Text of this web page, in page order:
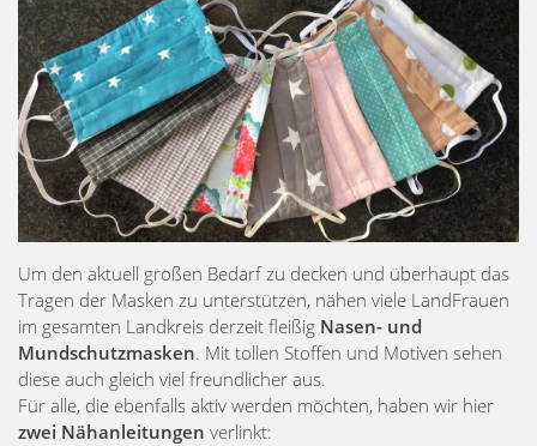
Um den aktuell großen Bedarf zu decken und überhaupt das
Tragen der Masken zu unterstützen, nähen viele LandFrauen
im gesamten Landkreis derzeit fleißig Nasen- und
Mundschutzmasken. Mit tollen Stoffen und Motiven sehen
diese auch gleich viel freundlicher aus.
Für alle, die ebenfalls aktiv werden möchten, haben wir hier
zwei Nähanleitungen verlinkt: